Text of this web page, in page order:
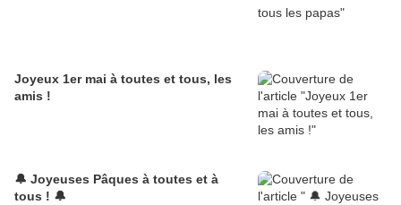
Joyeux 1er mai à toutes et tous, les
amis !
🔔 Joyeuses Pâques à toutes et à
tous ! 🔔